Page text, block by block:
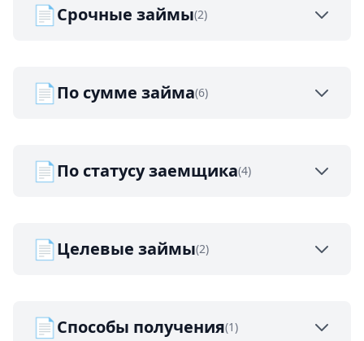
📄Срочные займы(2)
📄По сумме займа(6)
📄По статусу заемщика(4)
📄Целевые займы(2)
📄Способы получения(1)